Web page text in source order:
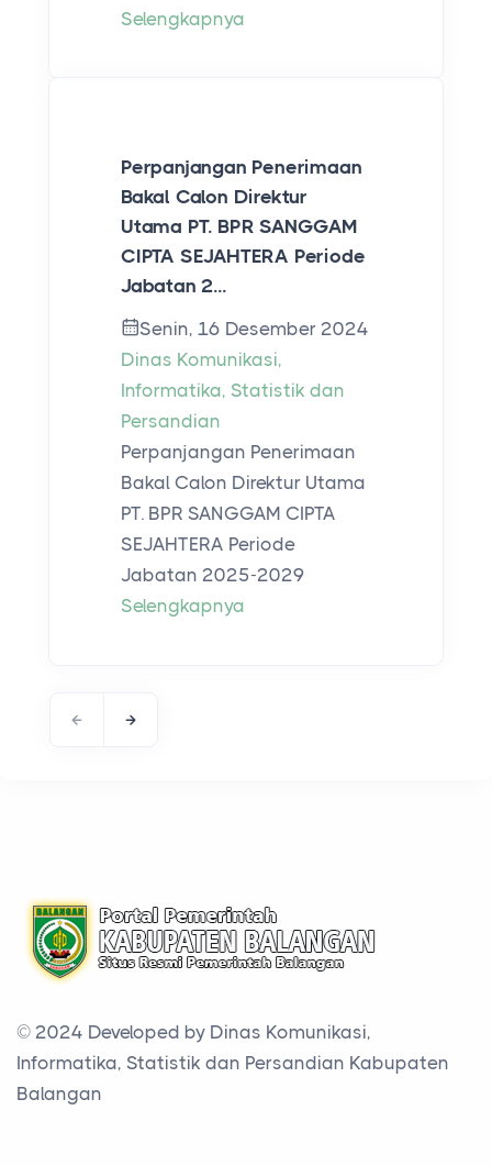
Selengkapnya
Perpanjangan Penerimaan
Bakal Calon Direktur
Utama PT. BPR SANGGAM
CIPTA SEJAHTERA Periode
Jabatan 2...
Senin, 16 Desember 2024
Dinas Komunikasi,
Informatika, Statistik dan
Persandian
Perpanjangan Penerimaan
Bakal Calon Direktur Utama
PT. BPR SANGGAM CIPTA
SEJAHTERA Periode
Jabatan 2025-2029
Selengkapnya
© 2024 Developed by Dinas Komunikasi,
Informatika, Statistik dan Persandian Kabupaten
Balangan